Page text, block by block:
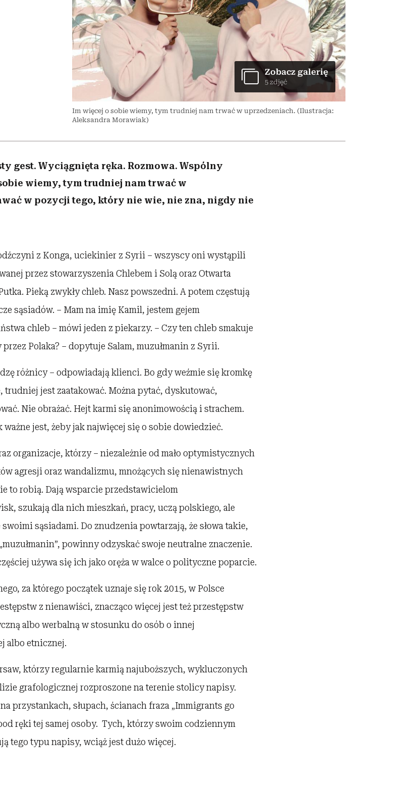
Im więcej o sobie wiemy, tym trudniej nam trwać w uprzedzeniach. (Ilustracja:
Aleksandra Morawiak)
Zobacz galerię
5 zdjęć
gest. Wyciągnięta ręka. Rozmowa. Wspólny
wiemy, tym trudniej nam trwać w
w pozycji tego, który nie wie, nie zna, nigdy nie
z Konga, uciekinier z Syrii – wszyscy oni wystąpili
przez stowarzyszenia Chlebem i Solą oraz Otwarta
Pieką zwykły chleb. Nasz powszedni. A potem częstują
sąsiadów. – Mam na imię Kamil, jestem gejem
chleb – mówi jeden z piekarzy. – Czy ten chleb smakuje
Polaka? – dopytuje Salam, muzułmanin z Syrii.
różnicy – odpowiadają klienci. Bo gdy weźmie się kromkę
jest zaatakować. Można pytać, dyskutować,
Nie obrażać. Hejt karmi się anonimowością i strachem.
ważne jest, żeby jak najwięcej się o sobie dowiedzieć.
organizacje, którzy – niezależnie od mało optymistycznych
agresji oraz wandalizmu, mnożących się nienawistnych
to robią. Dają wsparcie przedstawicielom
szukają dla nich mieszkań, pracy, uczą polskiego, ale
sąsiadami. Do znudzenia powtarzają, że słowa takie,
powinny odzyskać swoje neutralne znaczenie.
używa się ich jako oręża w walce o polityczne poparcie.
za którego początek uznaje się rok 2015, w Polsce
z nienawiści, znacząco więcej jest też przestępstw
albo werbalną w stosunku do osób o innej
albo etnicznej.
którzy regularnie karmią najuboższych, wykluczonych
grafologicznej rozproszone na terenie stolicy napisy.
przystankach, słupach, ścianach fraza „Immigrants go
ręki tej samej osoby. Tych, którzy swoim codziennym
tego typu napisy, wciąż jest dużo więcej.